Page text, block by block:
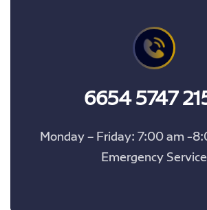
Monday – Friday: 7:00 am -
Emergency Service